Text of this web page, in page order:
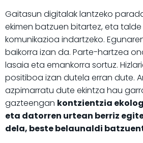
Gaitasun digitalak lantzeko
ekimen batzuen bitartez, eta talde
komunikazioa indartzeko.
baikorra izan da. Parte-hartzea
lasaia eta emankorra sortuz.
positiboa izan dutela erran dute.
azpimarratu dute ekintza hau
gazteengan kontzientzia
eta datorren urtean berriz
dela, beste belaunaldi